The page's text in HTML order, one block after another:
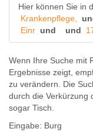
Hier können Sie in
Krankenpflege,
Einr und und
Wenn Ihre Suche mit
Ergebnisse zeigt,
zu verändern. Die
durch die Verkürzung
sogar Tisch
Eingabe: Burg